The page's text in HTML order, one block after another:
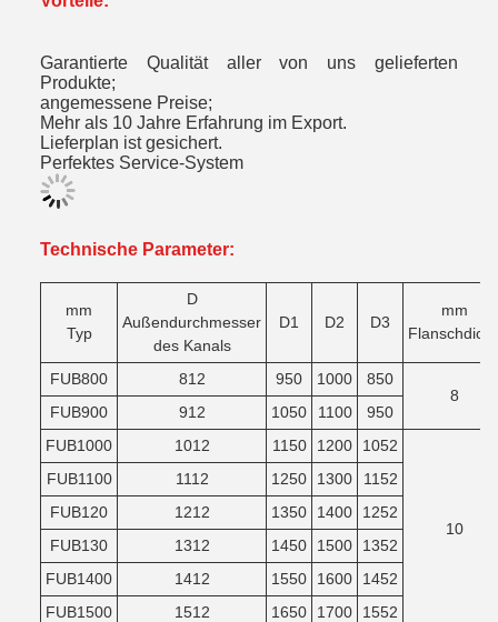
Garantierte Qualität aller von uns gelieferten
Produkte;
angemessene Preise;
Mehr als 10 Jahre Erfahrung im Export.
Lieferplan ist gesichert.
Perfektes Service-System
Technische Parameter:
mm
Typ
D
Außendurchmesser
des Kanals
D1 D2 D3
mm
FUB800 812 950 1000
850
8
FUB900
912 1050 1100
950
FUB1000
1012 1150 1200 1052
10
FUB1100 1112 1250 1300
1152
FUB120
1212 1350 1400
1252
FUB130
1312 1450 1500
1352
FUB1400
1412 1550 1600
1452
FUB1500
1512 1650 1700
1552